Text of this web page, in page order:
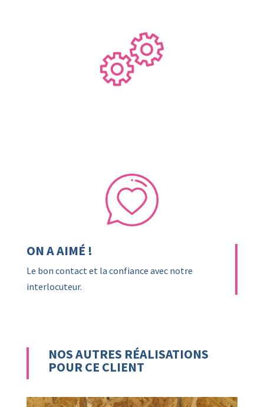
ON A AIMÉ !
Le bon contact et la confiance avec notre
interlocuteur.
NOS AUTRES RÉALISATIONS
POUR CE CLIENT